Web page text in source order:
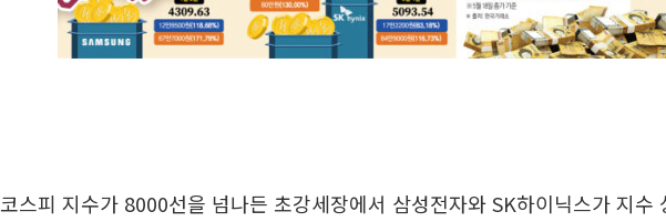
코스피 지수가 8000선을 넘나든 초강세장에서 삼성전자와 SK하이닉스가 지수